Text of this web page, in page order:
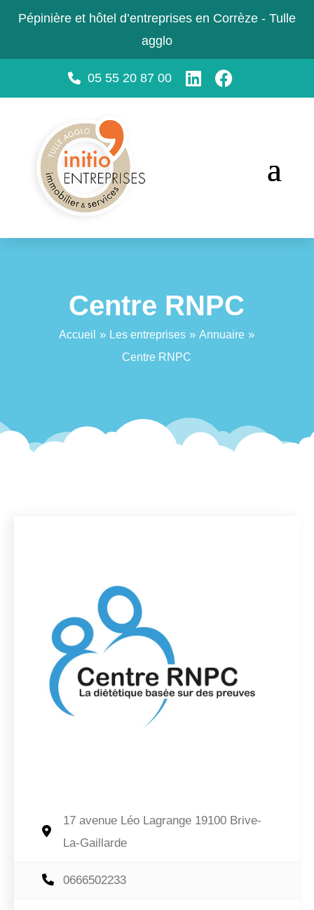
Pépinière et hôtel d’entreprises en Corrèze - Tulle
agglo
05 55 20 87 00
Centre RNPC
Accueil » Les entreprises »Annuaire »
Centre RNPC
17 avenue Léo Lagrange 19100 Brive-
La-Gaillarde
0666502233